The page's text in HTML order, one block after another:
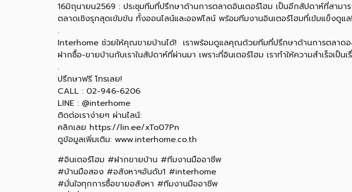
16มิถุนายน2569 : ประชุมทีมที่ปรึกษาด้านการตลาดอินเตอร์โฮม เป็นอีกสัปดาห์ที่สา
ตลาดเชิงรุกสุดเข้มข้น ทั้งออนไลน์และออฟไลน์ พร้อมทีมงานอินเตอร์โฮมที่เข้มแข็งดูแล!
.
Interhome ช่วยให้คุณขายบ้านได้! เราพร้อมดูแลคุณด้วยทีมที่ปรึกษาด้านการตลาด
ฝากซื้อ-ขายบ้านกับเราในสัปดาห์ที่ผ่านมา เพราะที่อินเตอร์โฮม เราทำให้ความสำเร็จเป็น
.
ปรึกษาฟรี โทรเลย!
CALL : 02-946-6206
LINE : @interhome
ติดต่อเราง่ายๆ ผ่านไลน์:
คลิกเลย https://lin.ee/xTo07Pn
ดูข้อมูลเพิ่มเติม: www.interhome.co.th
#อินเตอร์โฮม #ฝากขายบ้าน #ทีมงานมืออาชีพ
#บ้านมือสอง #อสังหาฯอันดับ1 #interhome
#มั่นใจทุกการซื้อขายอสังหา #ทีมงานมืออาชีพ